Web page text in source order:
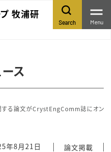
牧浦研
Search Menu
ス
る論文がCrystEngComm誌にオンラ
年8月21日 論文掲載